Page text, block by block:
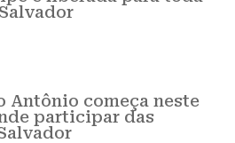
Antônio começa neste
participar das